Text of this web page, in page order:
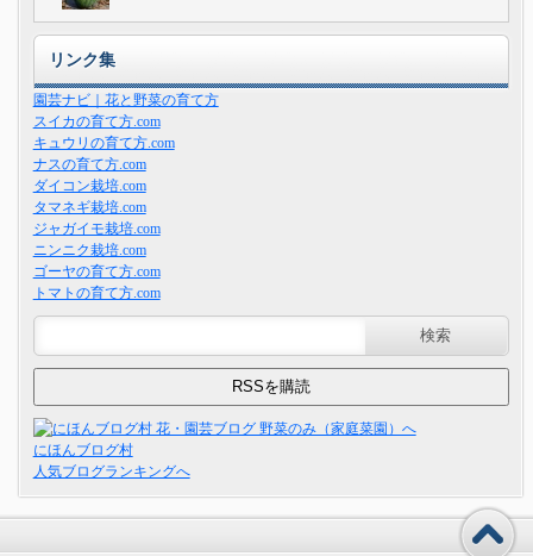
リンク集
園芸ナビ｜花と野菜の育て方
スイカの育て方.com
キュウリの育て方.com
ナスの育て方.com
ダイコン栽培.com
タマネギ栽培.com
ジャガイモ栽培.com
ニンニク栽培.com
ゴーヤの育て方.com
トマトの育て方.com
にほんブログ村
人気ブログランキングへ